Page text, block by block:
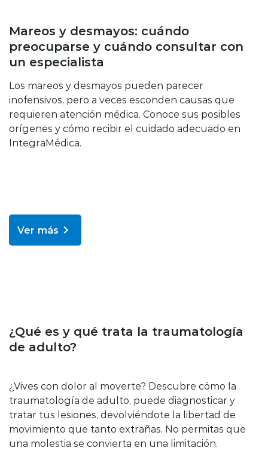
Mareos y desmayos: cuándo
preocuparse y cuándo consultar con
un especialista
Los mareos y desmayos pueden parecer
inofensivos, pero a veces esconden causas que
requieren atención médica. Conoce sus posibles
orígenes y cómo recibir el cuidado adecuado en
IntegraMédica.
Ver más
¿Qué es y qué trata la traumatología
de adulto?
¿Vives con dolor al moverte? Descubre cómo la
traumatología de adulto, puede diagnosticar y
tratar tus lesiones, devolviéndote la libertad de
movimiento que tanto extrañas. No permitas que
una molestia se convierta en una limitación.